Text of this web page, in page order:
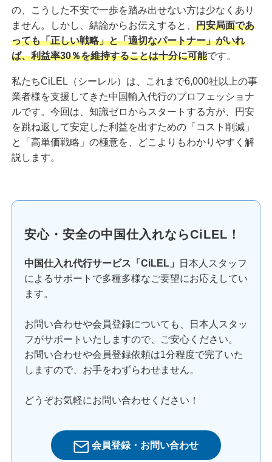
の、こうした不安で一歩を踏み出せない方は少なくあり
ません。しかし、結論からお伝えすると、 円安局面であ
っても「正しい戦略」と「適切なパートナー」がいれ
ば、利益率30％を維持することは十分に可能です。
私たちCiLEL（シーレル）は、これまで6,000社以上の事
業者様を支援してきた中国輸入代行のプロフェッショナ
ルです。今回は、知識ゼロからスタートする方が、円安
を跳ね返して安定した利益を出すための「コスト削減」
と「高単価戦略」の極意を、どこよりもわかりやすく解
説します。
安心・安全の中国仕入れならCiLEL！
中国仕入れ代行サービス「CiLEL」
日本人スタッフ
によるサポートで多種多様なご要望にお応えしてい
ます。
お問い合わせや会員登録についても、日本人スタッ
フがサポートいたしますので、ご安心ください。
お問い合わせや会員登録依頼は1分程度で完了いた
しますので、お手をわずらわせません。
どうぞお気軽にお問い合わせください！
会員登録・お問い合わせ